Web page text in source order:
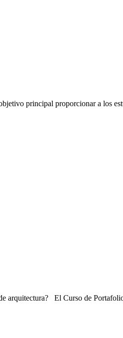
principal proporcionar a los
arquitectura? El Curso de